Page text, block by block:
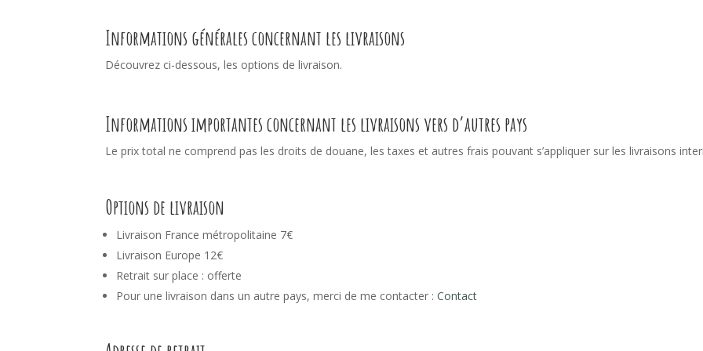
Informations générales concernant les livraisons
Découvrez ci-dessous, les options de livraison.
Informations importantes concernant les livraisons vers d’autres pays
Le prix total ne comprend pas les droits de douane, les taxes et autres frais pouvant s’appliquer sur les livraisons
Options de livraison
Livraison France métropolitaine 7€
Livraison Europe 12€
Retrait sur place : offerte
Pour une livraison dans un autre pays, merci de me contacter :Contact